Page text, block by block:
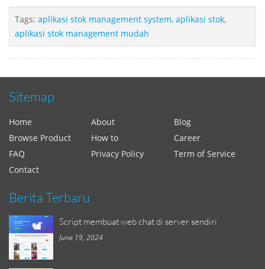
Tags: aplikasi stok management system, aplikasi stok,
aplikasi stok management mudah
Sitemap
Home About
Blog
Browse Product
How to
Career
FAQ
Privacy Policy
Term of Service
Contact
Berita Terbaru
Script membuat web chat di server sendiri
June 19, 2024